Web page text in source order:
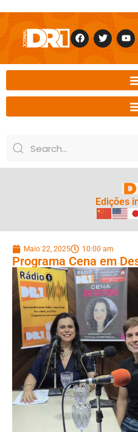
Edições
Maio 22, 2025 10:00 am
Programa Cena em